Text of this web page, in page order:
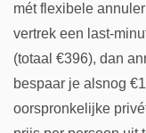
mét flexibele
vertrek een last-
(totaal €396), dan
bespaar je alsnog
oorspronkelijke